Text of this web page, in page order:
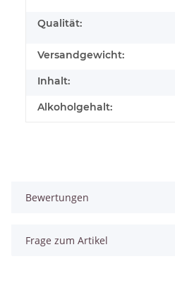
Qualität:
Versandgewicht:
Inhalt:
Alkoholgehalt:
Bewertungen
Frage zum Artikel